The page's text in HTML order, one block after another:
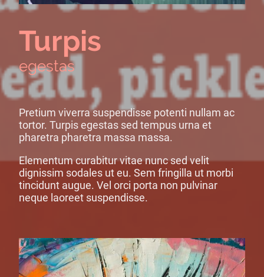
Turpis
egestas
Pretium viverra suspendisse potenti nullam ac
tortor. Turpis egestas sed tempus urna et
pharetra pharetra massa massa.
Elementum curabitur vitae nunc sed velit
dignissim sodales ut eu. Sem fringilla ut morbi
tincidunt augue. Vel orci porta non pulvinar
neque laoreet suspendisse.